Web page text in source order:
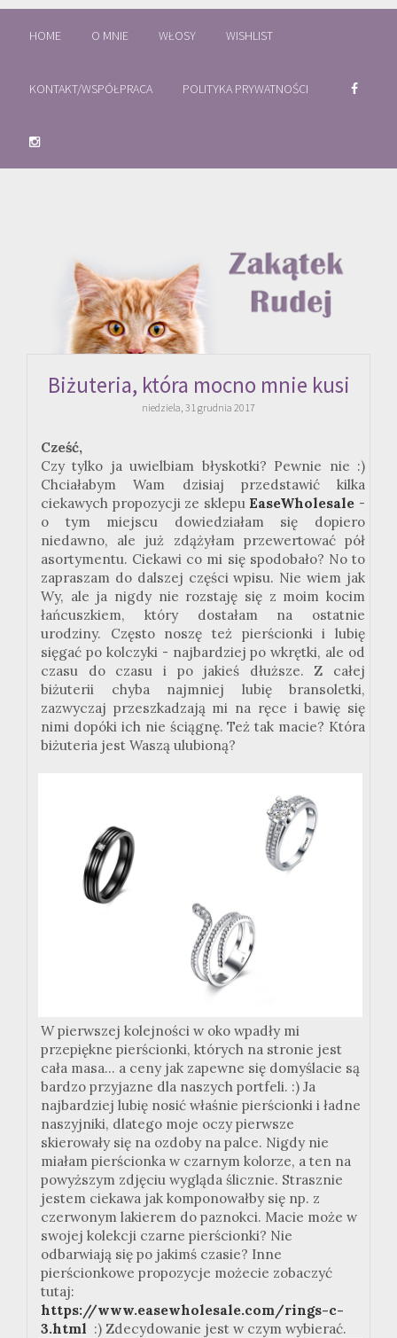
HOME O MNIE WŁOSY WISHLIST
KONTAKT/WSPÓŁPRACA POLITYKA PRYWATNOŚCI
Biżuteria, która mocno mnie kusi
niedziela, 31 grudnia 2017
Cześć,
Czy tylko ja uwielbiam błyskotki? Pewnie nie :)
Chciałabym Wam dzisiaj przedstawić kilka
ciekawych propozycji ze sklepu EaseWholesale -
o tym miejscu dowiedziałam się dopiero
niedawno, ale już zdążyłam przewertować pół
asortymentu. Ciekawi co mi się spodobało? No to
zapraszam do dalszej części wpisu. Nie wiem jak
Wy, ale ja nigdy nie rozstaję się z moim kocim
łańcuszkiem, który dostałam na ostatnie
urodziny. Często noszę też pierścionki i lubię
sięgać po kolczyki - najbardziej po wkrętki, ale od
czasu do czasu i po jakieś dłuższe. Z całej
biżuterii chyba najmniej lubię bransoletki,
zazwyczaj przeszkadzają mi na ręce i bawię się
nimi dopóki ich nie ściągnę. Też tak macie? Która
biżuteria jest Waszą ulubioną?
W pierwszej kolejności w oko wpadły mi
przepiękne pierścionki, których na stronie jest
cała masa... a ceny jak zapewne się domyślacie są
bardzo przyjazne dla naszych portfeli. :) Ja
najbardziej lubię nosić właśnie pierścionki i ładne
naszyjniki, dlatego moje oczy pierwsze
skierowały się na ozdoby na palce. Nigdy nie
miałam pierścionka w czarnym kolorze, a ten na
powyższym zdjęciu wygląda ślicznie. Strasznie
jestem ciekawa jak komponowałby się np. z
czerwonym lakierem do paznokci. Macie może w
swojej kolekcji czarne pierścionki? Nie
odbarwiają się po jakimś czasie? Inne
pierścionkowe propozycje możecie zobaczyć
tutaj:
https://www.easewholesale.com/rings-c-
3.html :) Zdecydowanie jest w czym wybierać.